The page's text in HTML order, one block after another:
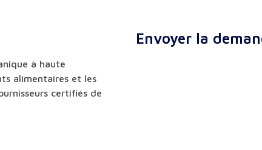
à haute
alimentaires et les
certifiés de
Envoyer la